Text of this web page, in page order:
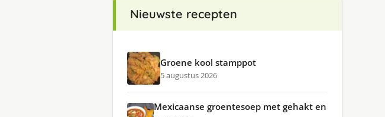
Nieuwste recepten
Groene kool stamppot
5 augustus 2026
Mexicaanse groentesoep met gehakt en